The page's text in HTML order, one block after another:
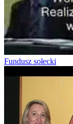
Fundusz sołecki